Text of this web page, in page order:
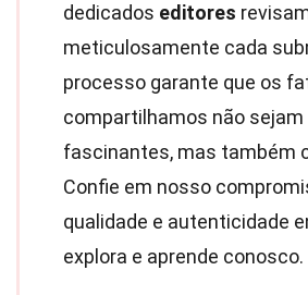
dedicados editores
meticulosamente cada
processo garante que os
compartilhamos não sejam
fascinantes, mas também
Confie em nosso
qualidade e autenticidade
explora e aprende conosco.